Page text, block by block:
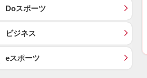
Doスポーツ
ビジネス
eスポーツ